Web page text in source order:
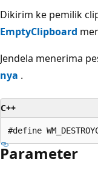
Dikirim ke pemilik
EmptyClipboard
Jendela menerima
nya .
C++
Parameter